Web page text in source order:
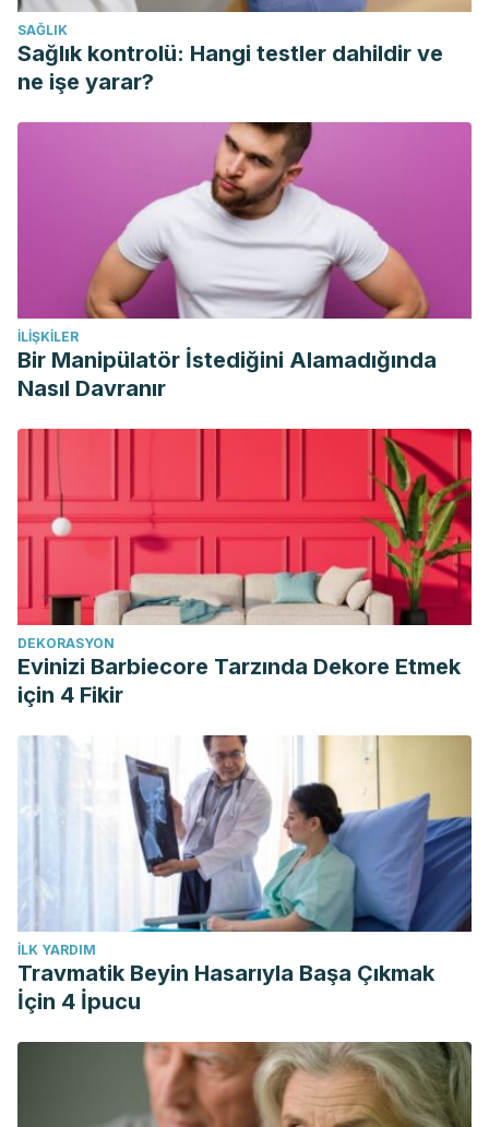
Salehpour, M., Huttner, H. B., … Frisén, J. (2013). XDynamics
of hippocampal neurogenesis in adult humans.
https://doi.org/10.1016/j.cell.2013.05.002
SAĞLIK
Sağlık kontrolü: Hangi testler dahildir ve
ne işe yarar?
İLIŞKILER
Bir Manipülatör İstediğini Alamadığında
Nasıl Davranır
DEKORASYON
Evinizi Barbiecore Tarzında Dekore Etmek
için 4 Fikir
İLK YARDIM
Travmatik Beyin Hasarıyla Başa Çıkmak
İçin 4 İpucu